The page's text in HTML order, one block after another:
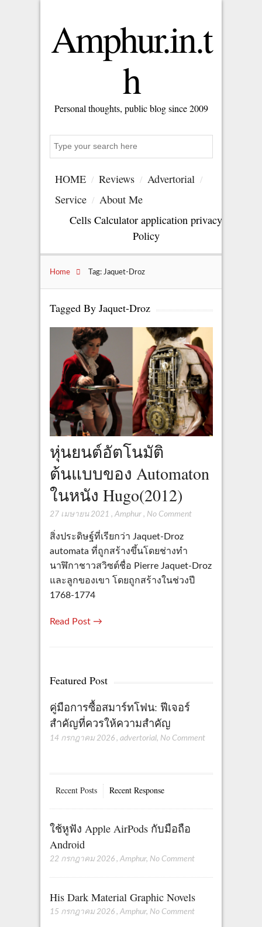
Amphur.in.t
h
Personal thoughts, public blog since 2009
HOME Reviews
Advertorial
Service
About Me
Cells Calculator application privacy
Policy
Home Tag: Jaquet-Droz
Tagged By Jaquet-Droz
หุ่นยนต์อัตโนมัติ
ต้นแบบของ Automaton
ในหนัง Hugo(2012)
27 เมษายน 2021 , Amphur, No Comment
สิ่งประดิษฐ์ที่เรียกว่า Jaquet-Droz
automata ที่ถูกสร้างขึ้นโดยช่างทำ
นาฬิกาชาวสวิซต์ชื่อ Pierre Jaquet-Droz
และลูกของเขา โดยถูกสร้างในช่วงปี
1768-1774
Read Post →
Featured Post
คู่มือการซื้อสมาร์ทโฟน: ฟีเจอร์
สำคัญที่ควรให้ความสำคัญ
14 กรกฎาคม 2026 , advertorial, No Comment
Recent Posts Recent Response
ใช้หูฟัง Apple AirPods กับมือถือ
Android
22 กรกฎาคม 2026 , Amphur, No Comment
His Dark Material Graphic Novels
15 กรกฎาคม 2026 , Amphur, No Comment